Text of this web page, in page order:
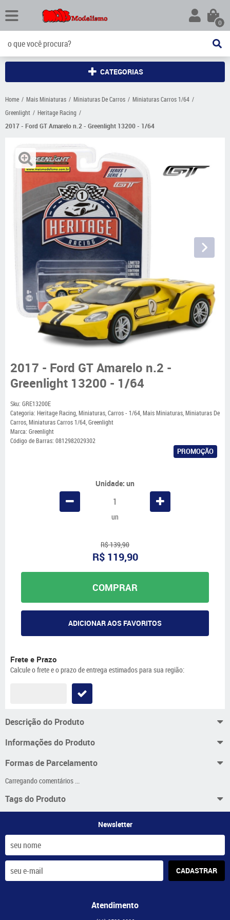
0
CATEGORIAS
Home Mais Miniaturas Miniaturas De Carros
Miniaturas Carros 1/64
Greenlight
Heritage Racing
2017 - Ford GT Amarelo n.2 - Greenlight 13200 - 1/64
2017 - Ford GT Amarelo n.2 -
Greenlight 13200 - 1/64
Sku: GRE13200E
Categoria: Heritage Racing,Miniaturas,Carros - 1/64,Mais Miniaturas,Miniaturas De
Carros,Miniaturas Carros 1/64,Greenlight
Marca: Greenlight
Código de Barras: 0812982029302
PROMOÇÃO
Unidade: un
un
R$ 139,90
R$ 119,90
COMPRAR
ADICIONAR AOS FAVORITOS
Frete e Prazo
Calcule o frete e o prazo de entrega estimados para sua região:
Descrição do Produto
Informações do Produto
Formas de Parcelamento
Carregando comentários ...
Tags do Produto
Newsletter
CADASTRAR
Atendimento